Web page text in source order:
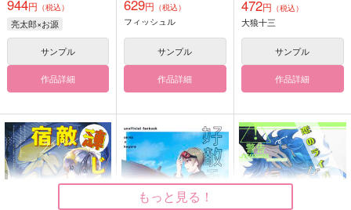
944円 （税込）
亮太郎×お源
サンプル
作品詳細
629円 （税込）
フィッシュル
サンプル
作品詳細
472円 （税込）
大狼十三
サンプル
作品詳細
もっと見る！